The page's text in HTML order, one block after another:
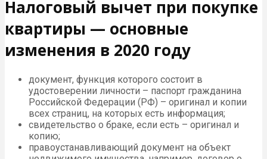
Налоговый вычет при покупке
квартиры — основные
изменения в 2020 году
документ, функция которого состоит в
удостоверении личности – паспорт гражданина
Российской Федерации (РФ) – оригинал и копии
всех страниц, на которых есть информация;
свидетельство о браке, если есть – оригинал и
копию;
правоустанавливающий документ на объект